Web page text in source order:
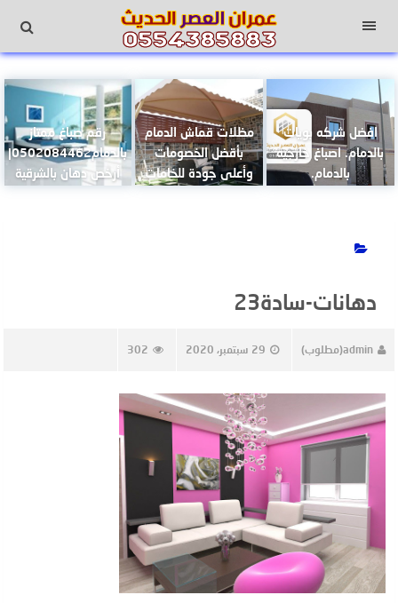
القائمة
افضل شركه بويات
بالدمام. اصباغ خارجيه
بالدمام.
مظلات قماش الدمام
بأقضل الخصومات
وأعلى جودة للخامات
رقم صباغ ممتاز
بالدمام0502084462|
أرخص دهان بالشرقية
دهانات-سادة23
admin(مطلوب) 29 سبتمبر، 2020 302